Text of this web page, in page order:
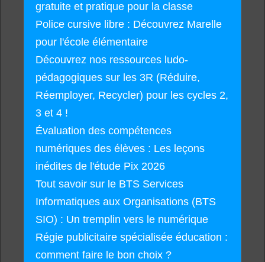
gratuite et pratique pour la classe
Police cursive libre : Découvrez Marelle
pour l'école élémentaire
Découvrez nos ressources ludo-
pédagogiques sur les 3R (Réduire,
Réemployer, Recycler) pour les cycles 2,
3 et 4 !
Évaluation des compétences
numériques des élèves : Les leçons
inédites de l'étude Pix 2026
Tout savoir sur le BTS Services
Informatiques aux Organisations (BTS
SIO) : Un tremplin vers le numérique
Régie publicitaire spécialisée éducation :
comment faire le bon choix ?